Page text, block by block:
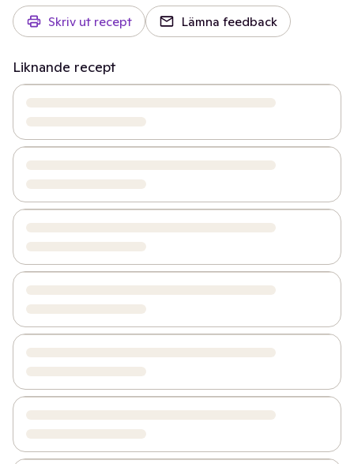
Skriv ut recept Lämna feedback
Liknande recept